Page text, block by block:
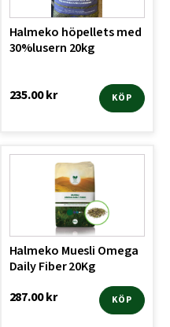
Halmeko höpellets med
30%lusern 20kg
235.00kr KÖP
Halmeko Muesli Omega
Daily Fiber 20Kg
287.00kr KÖP